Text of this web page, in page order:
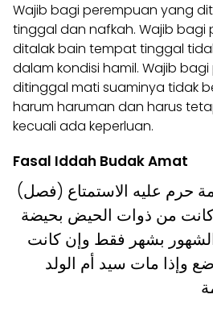
Wajib bagi perempuan yang
tinggal dan nafkah. Wajib bagi
ditalak bain tempat tinggal
dalam kondisi hamil. Wajib
ditinggal mati suaminya tidak
harum haruman dan harus
kecuali ada keperluan.
Fasal Iddah Budak Amat
(فصل) ومن استحدث ملك أمة حرم عليه الاستمتاع
كانت من ذوات الحيض بحيضة
بشهر فقط وإن كانت
وإذا مات سيد أم الولد